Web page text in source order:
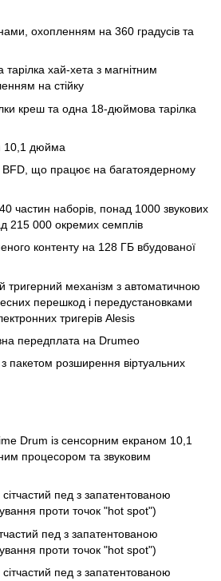
охопленням на 360 градусів та
хай-хета з магнітним
на стійку
креш та одна 18-дюймова тарілка
10,1 дюйма
BFD, що працює на багатоядерному
частин наборів, понад 1000 звукових
215 000 окремих семплів
контенту на 128 ГБ вбудованої
тригерний механізм з автоматичною
перешкод і передустановками
тригерів Alesis
передплата на Drumeo
пакетом розширення віртуальних
Drum із сенсорним екраном 10,1
процесором та звуковим
пед з запатентованою
проти точок "hot spot")
пед з запатентованою
проти точок "hot spot")
пед з запатентованою